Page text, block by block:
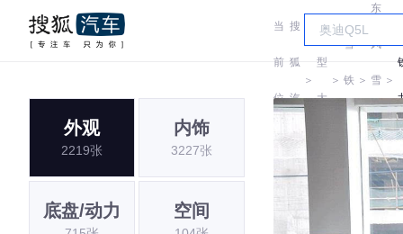
当
前
位
搜
狐
汽
车
＞
车
型
大
＞
雪
铁 ＞
东
风
雪
铁
龙
＞
外观
2219张
内饰
3227张
底盘/动力 空间